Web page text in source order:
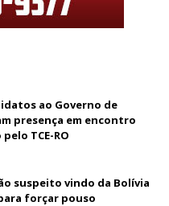
ao Governo de
presença em encontro
TCE-RO
suspeito vindo da Bolívia
forçar pouso